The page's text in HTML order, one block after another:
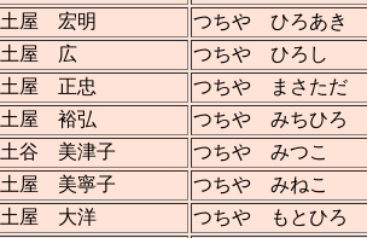
土屋 宏明
つちや ひろあき
土屋 広
つちや ひろし
土屋 正忠
つちや まさただ
土屋 裕弘
つちや みちひろ
土谷 美津子
つちや みつこ
土屋 美寧子
つちや みねこ
土屋 大洋
つちや もとひろ